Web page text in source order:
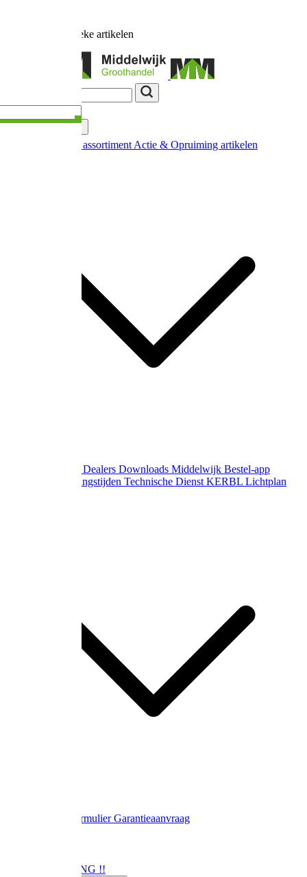
unieke artikelen
Nieuw in ons assortiment Actie & Opruiming artikelen
Dealers Downloads Middelwijk Bestel-app
Gewijzigde openingstijden Technische Dienst KERBL Lichtplan
RetourformulierGarantieaanvraag
OPRUIMING !!